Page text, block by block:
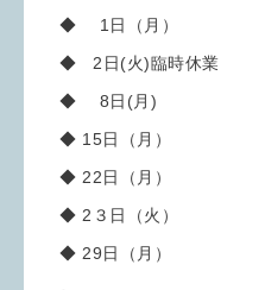
◆ 1日（月）
◆ 2日(火)臨時休業
◆ 8日(月)
◆ 15日（月）
◆ 22日（月）
◆ 2３日（火）
◆ 29日（月）